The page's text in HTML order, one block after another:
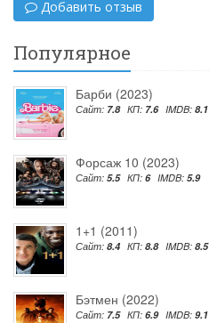
Добавить отзыв
Популярное
Барби (2023)
Сайт: 7.8 КП: 7.6 IMDB: 8.1
Форсаж 10 (2023)
Сайт: 5.5 КП: 6 IMDB: 5.9
1+1 (2011)
Сайт: 8.4 КП: 8.8 IMDB: 8.5
Бэтмен (2022)
Сайт: 7.5 КП: 6.9 IMDB: 9.1